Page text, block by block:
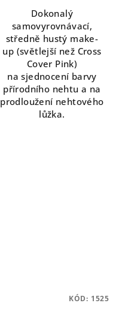
z
5
hvězdiček.
Dokonalý
samovyrovnávací,
středně hustý make-
up (světlejší než Cross
Cover Pink)
na sjednocení barvy
přírodního nehtu a na
prodloužení nehtového
lůžka.
KÓD: 1525